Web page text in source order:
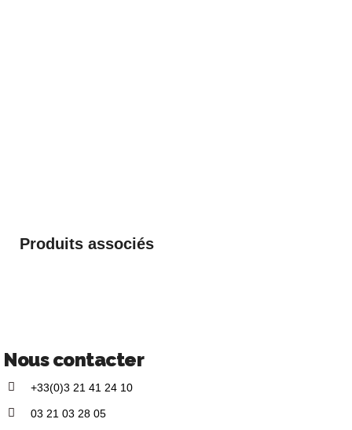
Produits associés
Nous contacter
+33(0)3 21 41 24 10
03 21 03 28 05